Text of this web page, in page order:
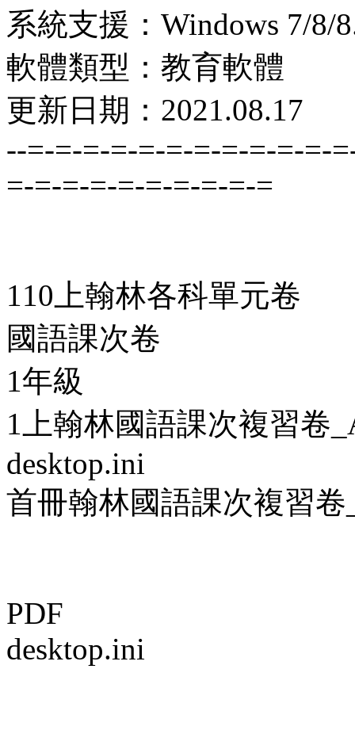
系統支援：Windows 7/8/
軟體類型：教育軟體
更新日期：2021.08.17
--=-=-=-=-=-=-=-=-=-=-=-
=-=-=-=-=-=-=-=-=-=
110上翰林各科單元卷
國語課次卷
1年級
1上翰林國語課次複習卷
desktop.ini
首冊翰林國語課次複習卷
PDF
desktop.ini